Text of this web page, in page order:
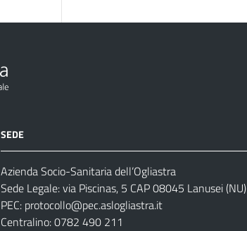
SEDE
Azienda Socio-Sanitaria dell’Ogliastra
Sede Legale: via Piscinas, 5 CAP 08045 Lanusei (NU)
PEC: protocollo@pec.aslogliastra.it
Centralino: 0782 490 211